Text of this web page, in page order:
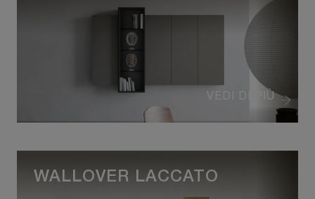
VEDI DI PIÙ
WALLOVER LACCATO